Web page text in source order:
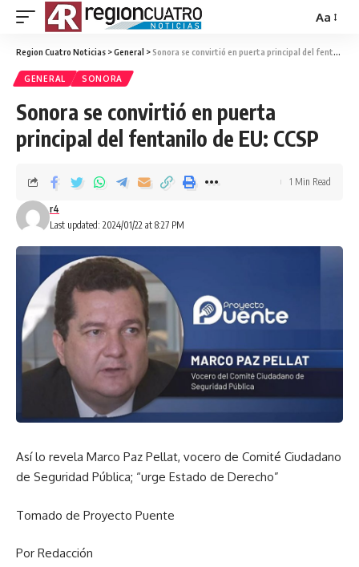
Aa
Region Cuatro Noticias >General >Sonora se convirtió en puerta principal del fentanilo de EU: CCSP
GENERAL SONORA
Sonora se convirtió en puerta
principal del fentanilo de EU: CCSP
Last updated: 2024/01/22 at 8:27 PM
r4
1 Min Read
Así lo revela Marco Paz Pellat, vocero de Comité Ciudadano
de Seguridad Pública; “urge Estado de Derecho”
Tomado de Proyecto Puente
Por Redacción